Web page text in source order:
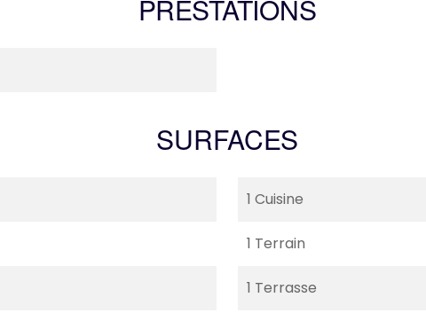
PRESTATIONS
SURFACES
1 Cuisine
1 Terrain
1 Terrasse